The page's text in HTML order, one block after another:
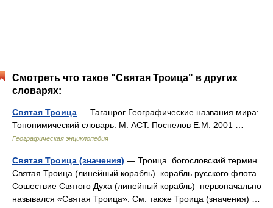
Смотреть что такое "Святая Троица" в других
словарях:
Святая Троица — Таганрог Географические названия мира:
Топонимический словарь. М: АСТ. Поспелов Е.М. 2001 …
Географическая энциклопедия
Святая Троица (значения) — Троица богословский термин.
Святая Троица (линейный корабль) корабль русского флота.
Сошествие Святого Духа (линейный корабль) первоначально
назывался «Святая Троица». См. также Троица (значения) …